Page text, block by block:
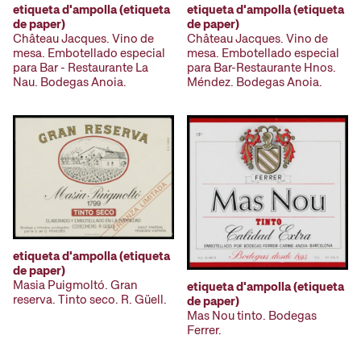
etiqueta d'ampolla (etiqueta
de paper)
Château Jacques. Vino de
mesa. Embotellado especial
para Bar - Restaurante La
Nau. Bodegas Anoia.
etiqueta d'ampolla (etiqueta
de paper)
Château Jacques. Vino de
mesa. Embotellado especial
para Bar-Restaurante Hnos.
Méndez. Bodegas Anoia.
etiqueta d'ampolla (etiqueta
de paper)
Masia Puigmoltó. Gran
reserva. Tinto seco. R. Güell.
etiqueta d'ampolla (etiqueta
de paper)
Mas Nou tinto. Bodegas
Ferrer.